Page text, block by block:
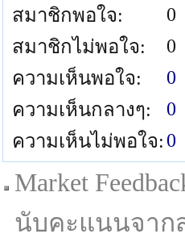
สมาชิกพอใจ:
0
สมาชิกไม่พอใจ:
0
ความเห็นพอใจ:
0
ความเห็นกลางๆ:
0
ความเห็นไม่พอใจ: 0
Market
นับคะแนนจาก